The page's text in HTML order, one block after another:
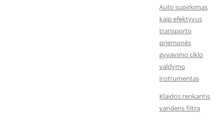
Auto supirkimas
kaip efektyvus
transporto
priemonės
gyvavimo ciklo
valdymo
instrumentas
Klaidos renkantis
vandens filtrą